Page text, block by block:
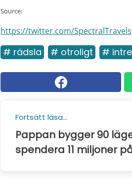
Source:
https://twitter.com/SpectralTravels
# rädsla # otroligt #
Fortsätt läsa...
Pappan bygger 90
spendera 11 miljoner